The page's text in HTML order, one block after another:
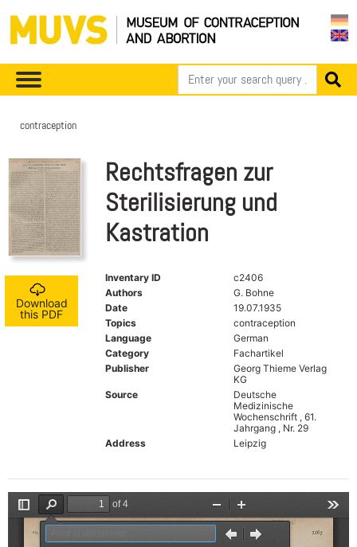
contraception
Download
this PDF
Rechtsfragen zur
Sterilisierung und
Kastration
Inventary ID
c2406
Authors
G. Bohne
Date
19.07.1935
Topics
contraception
Language
German
Category
Fachartikel
Publisher
Georg Thieme Verlag
KG
Source
Deutsche
Medizinische
Wochenschrift , 61.
Jahrgang , Nr. 29
Address
Leipzig